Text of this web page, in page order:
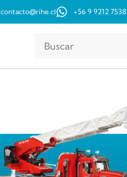
contacto@rihe.cl +56 9 9212 7538